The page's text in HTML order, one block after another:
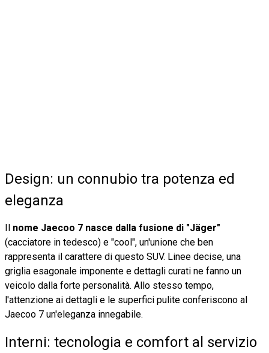
Design: un connubio tra potenza ed
eleganza
Il nome Jaecoo 7 nasce dalla fusione di "Jäger"
(cacciatore in tedesco) e "cool", un'unione che ben
rappresenta il carattere di questo SUV. Linee decise, una
griglia esagonale imponente e dettagli curati ne fanno un
veicolo dalla forte personalità. Allo stesso tempo,
l'attenzione ai dettagli e le superfici pulite conferiscono al
Jaecoo 7 un'eleganza innegabile.
Interni: tecnologia e comfort al servizio